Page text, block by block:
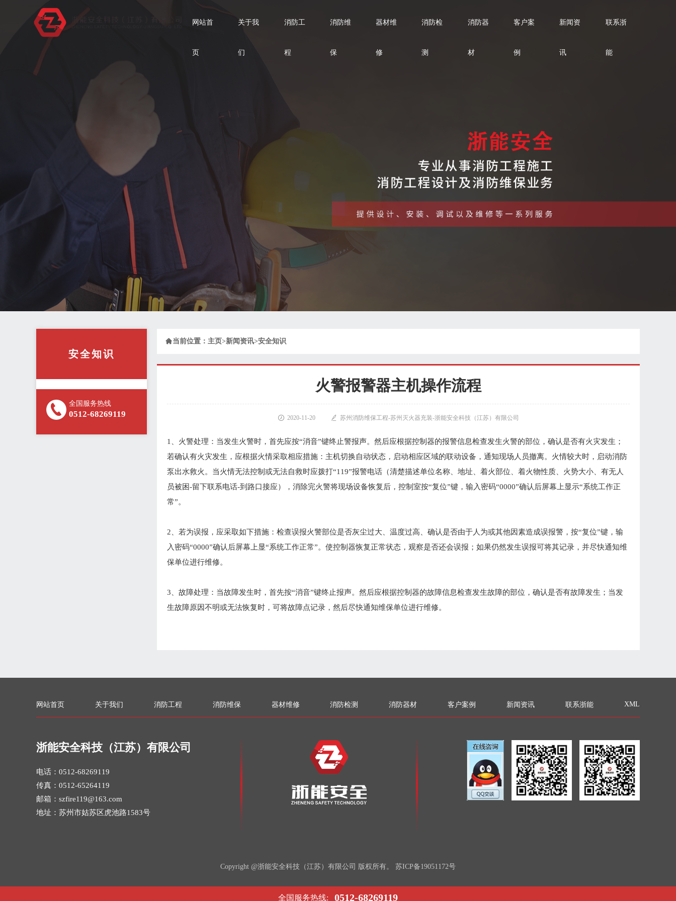
网站首
页
关于我
们
消防工
程
消防维
保
器材维
修
消防检
测
消防器
材
客户案
例
新闻资
讯
联系浙
能
安全知识
全国服务热线
0512-68269119
当前位置： 主页>新闻资讯>安全知识
火警报警器主机操作流程
 2020-11-20  苏州消防维保工程-苏州灭火器充装-浙能安全科技（江苏）有限公司
1、火警处理：当发生火警时，首先应按“消音”键终止警报声。然后应根据控制器的报警信息检查发生火警的部位，确认是否有火灾发生；
若确认有火灾发生，应根据火情采取相应措施：主机切换自动状态，启动相应区域的联动设备，通知现场人员撤离。火情较大时，启动消防
泵出水救火。当火情无法控制或无法自救时应拨打“119”报警电话（清楚描述单位名称、地址、着火部位、着火物性质、火势大小、有无人
员被困-留下联系电话-到路口接应），消除完火警将现场设备恢复后，控制室按“复位”键，输入密码“0000”确认后屏幕上显示“系统工作正
常”。
2、若为误报，应采取如下措施：检查误报火警部位是否灰尘过大、温度过高、确认是否由于人为或其他因素造成误报警，按“复位”键，输
入密码“0000”确认后屏幕上显“系统工作正常”。使控制器恢复正常状态，观察是否还会误报；如果仍然发生误报可将其记录，并尽快通知维
保单位进行维修。
3、故障处理：当故障发生时，首先按“消音”键终止报声。然后应根据控制器的故障信息检查发生故障的部位，确认是否有故障发生；当发
生故障原因不明或无法恢复时，可将故障点记录，然后尽快通知维保单位进行维修。
网站首页 关于我们 消防工程 消防维保 器材维修 消防检测 消防器材 客户案例 新闻资讯 联系浙能 XML
浙能安全科技（江苏）有限公司
电话：0512-68269119
传真：0512-65264119
邮箱：szfire119@163.com
地址：苏州市姑苏区虎池路1583号
Copyright @浙能安全科技（江苏）有限公司 版权所有。 苏ICP备19051172号
全国服务热线: 0512-68269119